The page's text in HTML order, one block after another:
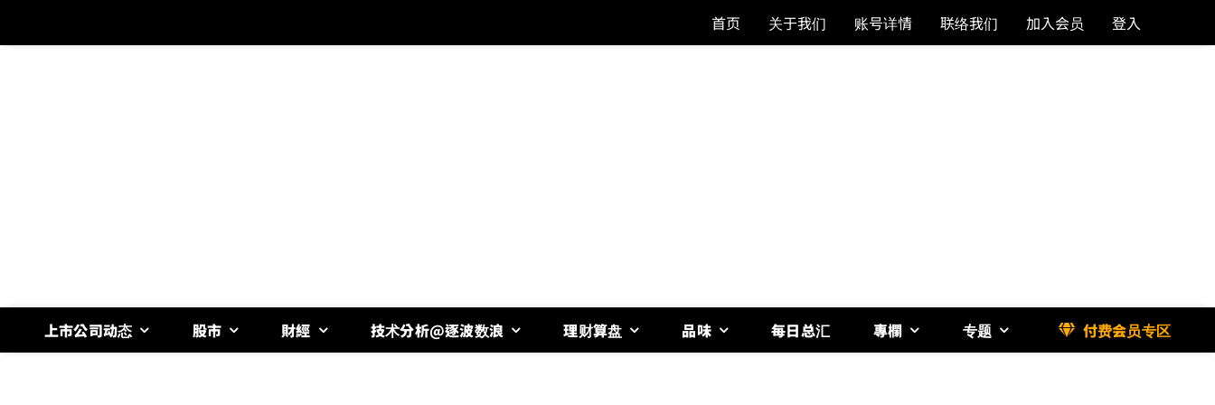
首页 关于我们 账号详情 联络我们 加入会员 登入
上市公司动态 股市 財經 技术分析@逐波数浪 理财算盘 品味 每日总汇 專欄 专题 付费会员专区